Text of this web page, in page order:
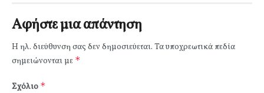
Αφήστε μια απάντηση
Η ηλ. διεύθυνση σας δεν δημοσιεύεται. Τα υποχρεωτικά πεδία
σημειώνονται με *
Σχόλιο *